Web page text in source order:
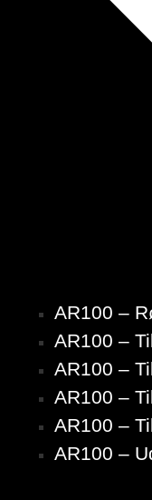
AR100 –
AR100 –
AR100 –
AR100 –
AR100 –
AR100 –